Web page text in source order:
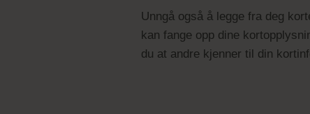
Unngå også å legge fra deg
kan fange opp dine
du at andre kjenner til din